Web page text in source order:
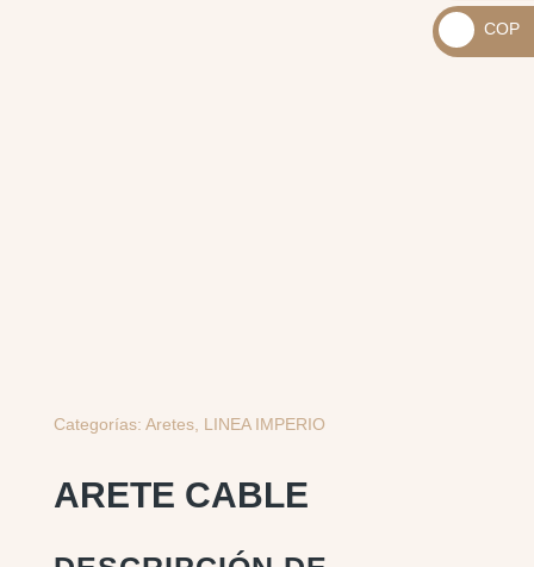
Categorías: Aretes, LINEA IMPERIO
ARETE CABLE
_
USD
_
COP